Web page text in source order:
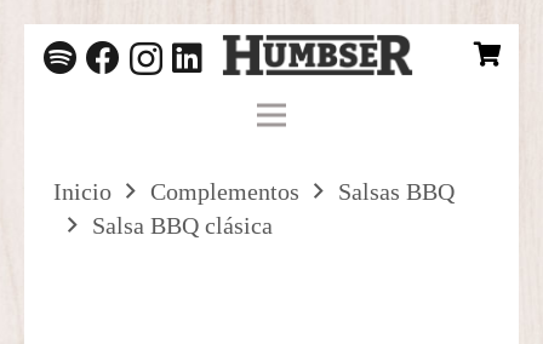
Inicio Complementos
Salsas BBQ
Salsa BBQ clásica